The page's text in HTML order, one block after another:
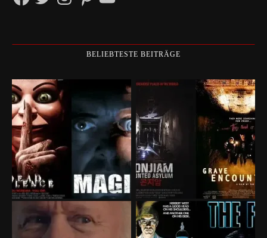
BELIEBTESTE BEITRÄGE